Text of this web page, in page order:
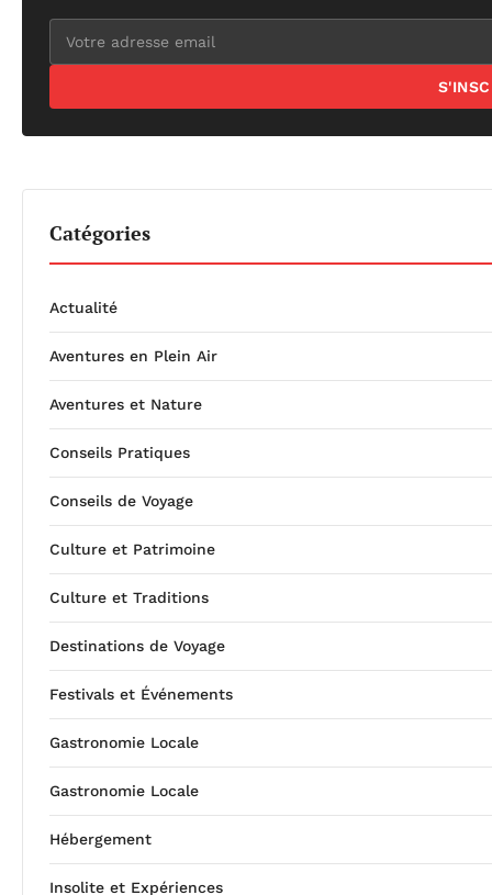
Catégories
Actualité
Aventures en Plein Air
Aventures et Nature
Conseils Pratiques
Conseils de Voyage
Culture et Patrimoine
Culture et Traditions
Destinations de Voyage
Festivals et Événements
Gastronomie Locale
Gastronomie Locale
Hébergement
Insolite et Expériences